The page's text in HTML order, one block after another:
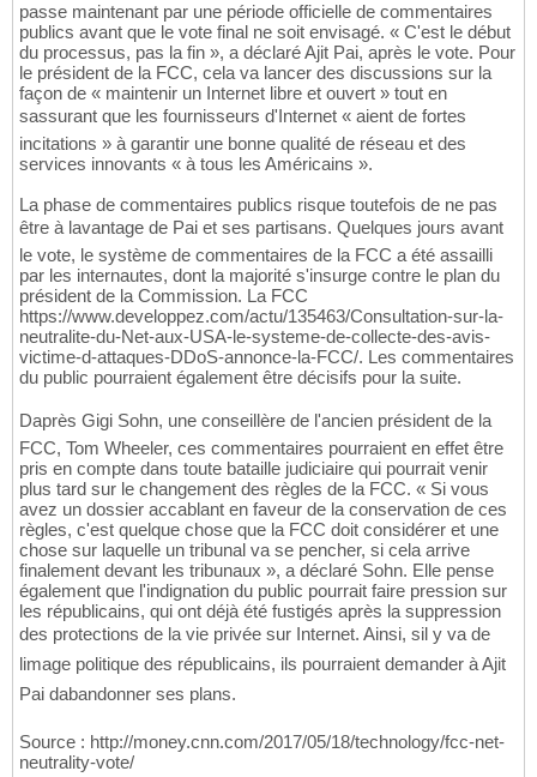
passe maintenant par une période officielle de commentaires
publics avant que le vote final ne soit envisagé. « C'est le début
du processus, pas la fin », a déclaré Ajit Pai, après le vote. Pour
le président de la FCC, cela va lancer des discussions sur la
façon de « maintenir un Internet libre et ouvert » tout en
sassurant que les fournisseurs d'Internet « aient de fortes
incitations » à garantir une bonne qualité de réseau et des
services innovants « à tous les Américains ».
La phase de commentaires publics risque toutefois de ne pas
être à lavantage de Pai et ses partisans. Quelques jours avant
le vote, le système de commentaires de la FCC a été assailli
par les internautes, dont la majorité s'insurge contre le plan du
président de la Commission. La FCC
https://www.developpez.com/actu/135463/Consultation-sur-la-
neutralite-du-Net-aux-USA-le-systeme-de-collecte-des-avis-
victime-d-attaques-DDoS-annonce-la-FCC/. Les commentaires
du public pourraient également être décisifs pour la suite.
Daprès Gigi Sohn, une conseillère de l'ancien président de la
FCC, Tom Wheeler, ces commentaires pourraient en effet être
pris en compte dans toute bataille judiciaire qui pourrait venir
plus tard sur le changement des règles de la FCC. « Si vous
avez un dossier accablant en faveur de la conservation de ces
règles, c'est quelque chose que la FCC doit considérer et une
chose sur laquelle un tribunal va se pencher, si cela arrive
finalement devant les tribunaux », a déclaré Sohn. Elle pense
également que l'indignation du public pourrait faire pression sur
les républicains, qui ont déjà été fustigés après la suppression
des protections de la vie privée sur Internet. Ainsi, sil y va de
limage politique des républicains, ils pourraient demander à Ajit
Pai dabandonner ses plans.
Source : http://money.cnn.com/2017/05/18/technology/fcc-net-
neutrality-vote/